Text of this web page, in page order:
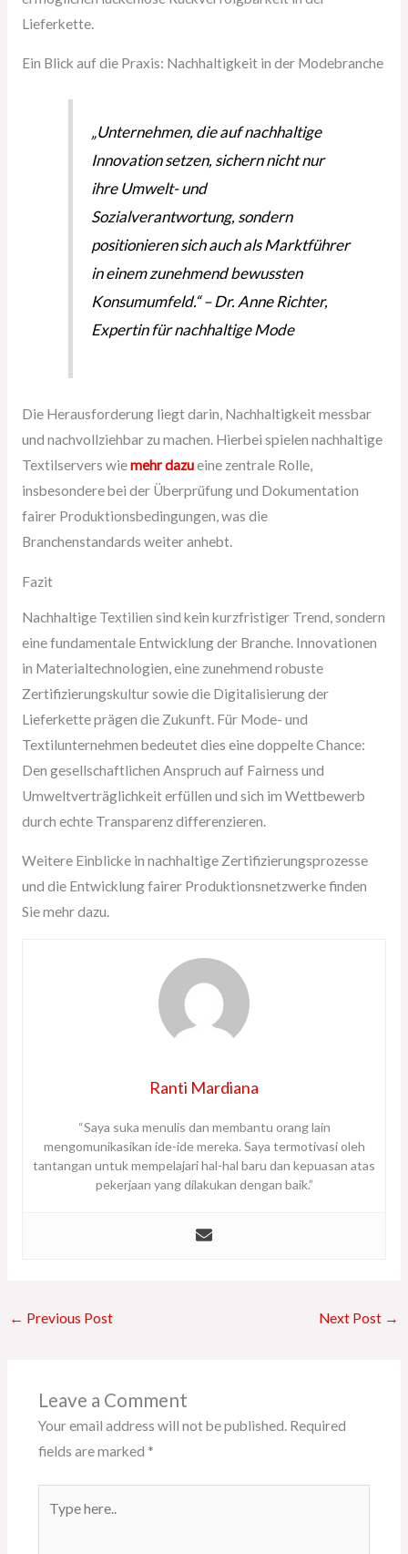
Lieferkette.
Ein Blick auf die Praxis: Nachhaltigkeit in der Modebranche
„Unternehmen, die auf nachhaltige
Innovation setzen, sichern nicht nur
ihre Umwelt- und
Sozialverantwortung, sondern
positionieren sich auch als Marktführer
in einem zunehmend bewussten
Konsumumfeld.“ – Dr. Anne Richter,
Expertin für nachhaltige Mode
Die Herausforderung liegt darin, Nachhaltigkeit messbar
und nachvollziehbar zu machen. Hierbei spielen nachhaltige
Textilservers wiemehr dazueine zentrale Rolle,
insbesondere bei der Überprüfung und Dokumentation
fairer Produktionsbedingungen, was die
Branchenstandards weiter anhebt.
Fazit
Nachhaltige Textilien sind kein kurzfristiger Trend, sondern
eine fundamentale Entwicklung der Branche. Innovationen
in Materialtechnologien, eine zunehmend robuste
Zertifizierungskultur sowie die Digitalisierung der
Lieferkette prägen die Zukunft. Für Mode- und
Textilunternehmen bedeutet dies eine doppelte Chance:
Den gesellschaftlichen Anspruch auf Fairness und
Umweltverträglichkeit erfüllen und sich im Wettbewerb
durch echte Transparenz differenzieren.
Weitere Einblicke in nachhaltige Zertifizierungsprozesse
und die Entwicklung fairer Produktionsnetzwerke finden
Sie mehr dazu.
Ranti Mardiana
“Saya suka menulis dan membantu orang lain
mengomunikasikan ide-ide mereka. Saya termotivasi oleh
tantangan untuk mempelajari hal-hal baru dan kepuasan atas
pekerjaan yang dilakukan dengan baik.”
← Previous Post Next Post →
Leave a Comment
Your email address will not be published. Required
fields are marked *
here..